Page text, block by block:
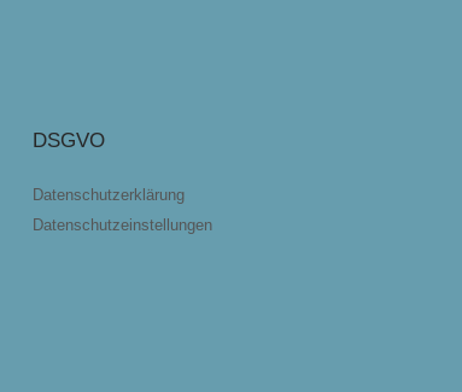
DSGVO
Datenschutzerklärung
Datenschutzeinstellungen